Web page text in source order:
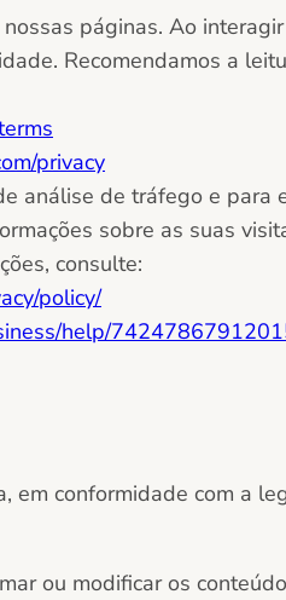
páginas. Ao
Recomendamos a
privacy
análise de tráfego e
sobre as suas
consulte:
policy/
help/
conformidade com a
ou modificar os